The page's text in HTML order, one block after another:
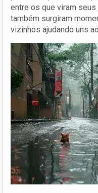
entre os que viram
também surgiram
vizinhos ajudando uns